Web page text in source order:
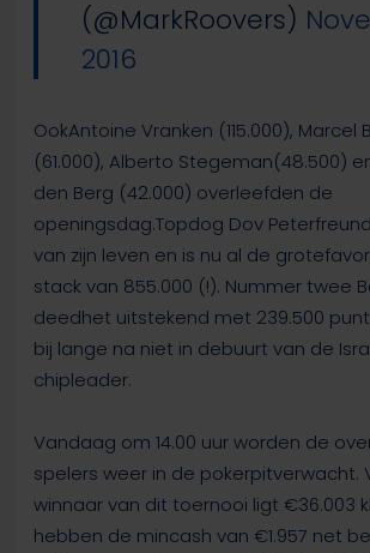
(@MarkRoovers)
2016
OokAntoine Vranken (115.000), Marcel
(61.000), Alberto Stegeman(48.500)
den Berg (42.000) overleefden de
openingsdag.Topdog Dov
van zijn leven en is nu al de
stack van 855.000 (!). Nummer twee
deedhet uitstekend met 239.500
bij lange na niet in debuurt van de
chipleader.
Vandaag om 14.00 uur worden de
spelers weer in de pokerpitverwacht.
winnaar van dit toernooi ligt €36.003
hebben de mincash van €1.957 net